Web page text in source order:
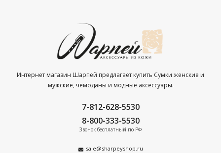
Интернет магазин Шарпей предлагает купить Сумки женские и
мужские, чемоданы и модные аксессуары.
7-812-628-5530
8-800-333-5530
Звонок бесплатный по РФ
sale@sharpeyshop.ru